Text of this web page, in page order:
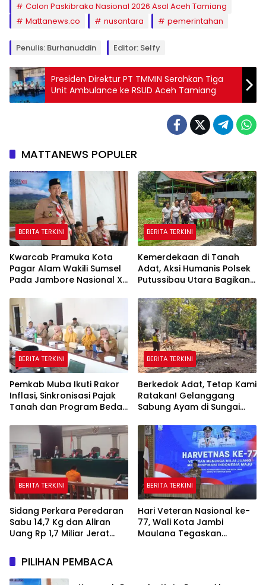
Calon Paskibraka Nasional 2026 Asal Aceh Tamiang
Mattanews.co
nusantara pemerintahan
Penulis: Burhanuddin Editor: Selfy
Presiden Direktur PT TMMIN Serahkan Tiga
Unit Ambulance ke RSUD Aceh Tamiang
MATTANEWS POPULER
BERITA TERKINI
Kwarcab Pramuka Kota
Pagar Alam Wakili Sumsel
Pada Jambore Nasional XII
BERITA TERKINI
Kemerdekaan di Tanah
Adat, Aksi Humanis Polsek
Putussibau Utara Bagikan
Rumah Betang
BERITA TERKINI
Pemkab Muba Ikuti Rakor
Inflasi, Sinkronisasi Pajak
Tanah dan Program Bedah
BERITA TERKINI
Berkedok Adat, Tetap Kami
Ratakan! Gelanggang
Sabung Ayam di Sungai
Hilir
BERITA TERKINI
Sidang Perkara Peredaran
Sabu 14,7 Kg dan Aliran
Uang Rp 1,7 Miliar Jerat
BERITA TERKINI
Hari Veteran Nasional ke-
77, Wali Kota Jambi
Maulana Tegaskan
PILIHAN PEMBACA